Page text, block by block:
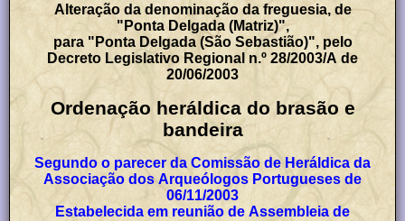
Alteração da denominação da freguesia, de
"Ponta Delgada (Matriz)",
para "Ponta Delgada (São Sebastião)", pelo
Decreto Legislativo Regional n.º 28/2003/A de
20/06/2003
Ordenação heráldica do brasão e
bandeira
Segundo o parecer da Comissão de Heráldica da
Associação dos Arqueólogos Portugueses de
06/11/2003
Estabelecida em reunião de Assembleia de